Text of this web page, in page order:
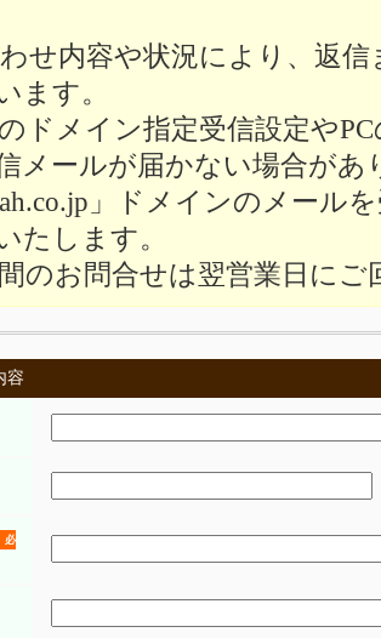
せ内容や状況により、返
ます。
ドメイン指定受信設定や
メールが届かない場合があ
」ドメインのメール
たします。
のお問合せは翌営業日にご
容
必